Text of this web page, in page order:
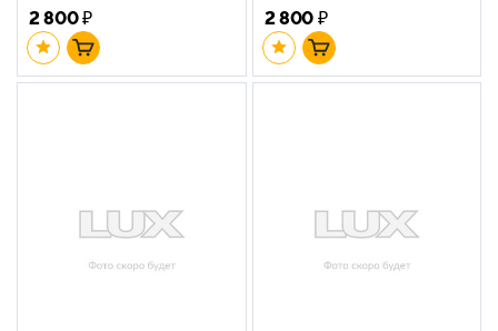
2 800₽ 2 800₽